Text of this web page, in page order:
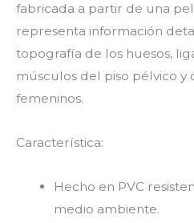
fabricada a partir de una
representa información
topografía de los huesos,
músculos del piso pélvico y
femeninos.
Característica:
Hecho en PVC
medio ambiente.